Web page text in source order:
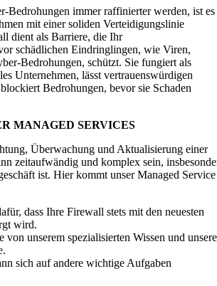
Bedrohungen immer raffinierter werden, ist es
mit einer soliden Verteidigungslinie
dient als Barriere, die Ihr
schädlichen Eindringlingen, wie Viren,
Bedrohungen, schützt. Sie fungiert als
Unternehmen, lässt vertrauenswürdigen
Bedrohungen, bevor sie Schaden
MANAGED SERVICES
Überwachung und Aktualisierung einer
zeitaufwändig und komplex sein,
ist. Hier kommt unser Managed Service
dass Ihre Firewall stets mit den neuesten
wird.
von unserem spezialisierten Wissen und
sich auf andere wichtige Aufgaben